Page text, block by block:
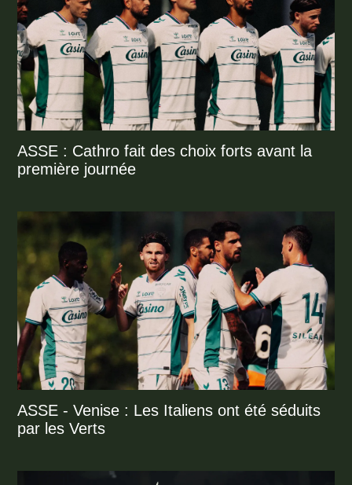
ASSE : Cathro fait des choix forts avant la
première journée
ASSE - Venise : Les Italiens ont été séduits
par les Verts